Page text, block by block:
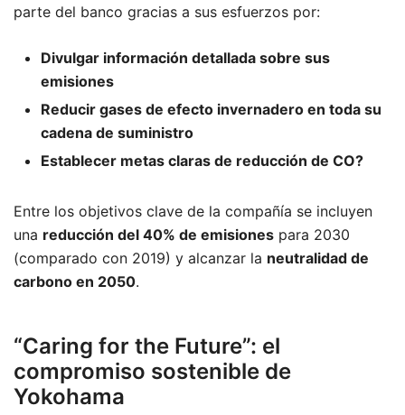
parte del banco gracias a sus esfuerzos por:
Divulgar información detallada sobre sus
emisiones
Reducir gases de efecto invernadero en toda su
cadena de suministro
Establecer metas claras de reducción de CO?
Entre los objetivos clave de la compañía se incluyen
una reducción del 40% de emisiones para 2030
(comparado con 2019) y alcanzar la neutralidad de
carbono en 2050.
“Caring for the Future”: el
compromiso sostenible de
Yokohama